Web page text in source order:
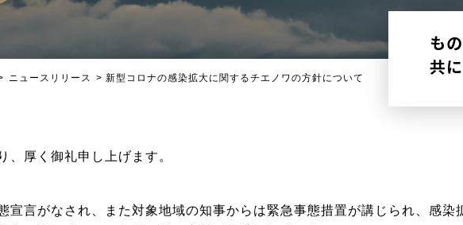
も
共
ニュースリリース > 新型コロナの感染拡大に関するチエノワの方針について
、厚く御礼申し上げます。
宣言がなされ、また対象地域の知事からは緊急事態措置が講じられ、感染